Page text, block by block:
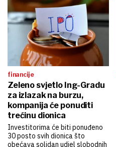
financije
Zeleno svjetlo Ing-Gradu
za izlazak na burzu,
kompanija će ponuditi
trećinu dionica
Investitorima će biti ponuđeno
30 posto svih dionica što
obećava solidan udjel slobodnih